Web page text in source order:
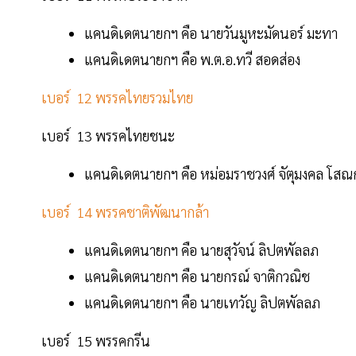
แคนดิเดตนายกฯ คือ นายวันมูหะมัดนอร์ มะทา
แคนดิเดตนายกฯ คือ พ.ต.อ.ทวี สอดส่อง
เบอร์ 12 พรรคไทยรวมไทย
เบอร์ 13 พรรคไทยชนะ
แคนดิเดตนายกฯ คือ หม่อมราชวงศ์ จัตุมงคล โส
เบอร์ 14 พรรคชาติพัฒนากล้า
แคนดิเดตนายกฯ คือ นายสุวัจน์ ลิปตพัลลภ
แคนดิเดตนายกฯ คือ นายกรณ์ จาติกวณิช
แคนดิเดตนายกฯ คือ นายเทวัญ ลิปตพัลลภ
เบอร์ 15 พรรคกรีน